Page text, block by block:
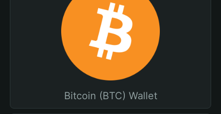
Bitcoin (BTC) Wallet